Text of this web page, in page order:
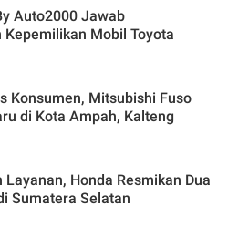
Auto2000 Jawab
Kepemilikan Mobil Toyota
Konsumen, Mitsubishi Fuso
di Kota Ampah, Kalteng
Honda Resmikan Dua
Sumatera Selatan